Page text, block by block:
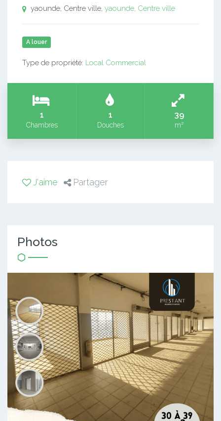
yaounde, Centre ville, yaounde, Centre ville
A louer
Type de propriété: Local Commercial
1
Chambres
1
Douches
39
m²
J'aime Partager
Photos